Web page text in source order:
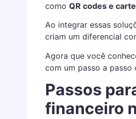
como QR codes e
Ao integrar essas
criam um diferencial
Agora que você
com um passo a passo
Passos
financeiro